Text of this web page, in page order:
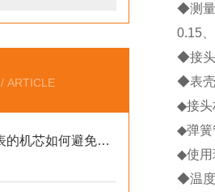
/ ARTICLE
全不锈钢耐震压力表的机芯如何避免磨损？
◆测量
0.15
◆接头
◆表壳
◆接头
◆弹簧
◆使用
◆温度